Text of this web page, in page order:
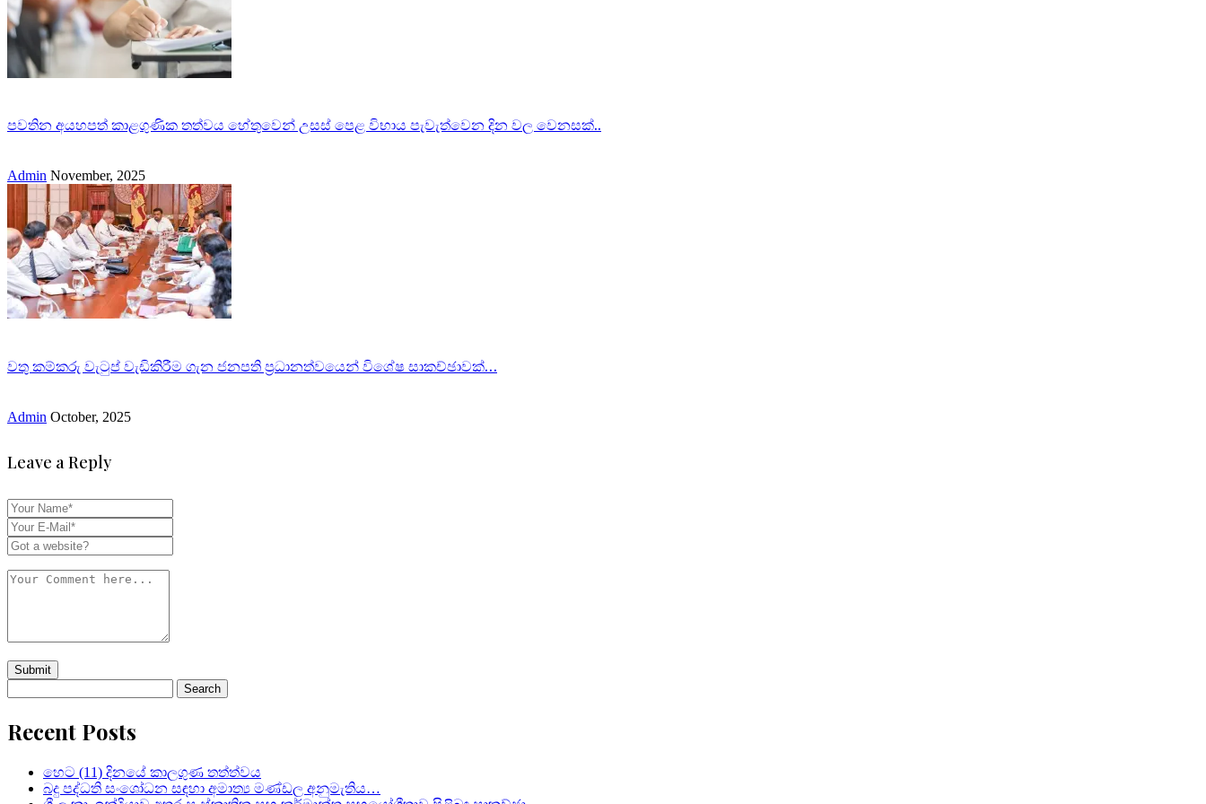
පවතින අයහපත් කාළගුණික තත්වය හේතුවෙන් උසස් පෙළ විභාය පැවැත්වෙන දින වල වෙනසක්..
Admin November, 2025
වතු කම්කරු වැටුප් වැඩිකිරීම ගැන ජනපති ප්‍රධානත්වයෙන් විශේෂ සාකච්ඡාවක්…
Admin October, 2025
Leave a Reply
for:
Recent Posts
හෙට (11) දිනයේ කාලගුණ තත්ත්වය
බදු පද්ධති සංශෝධන සඳහා අමාත්‍ය මණ්ඩල අනුමැතිය…